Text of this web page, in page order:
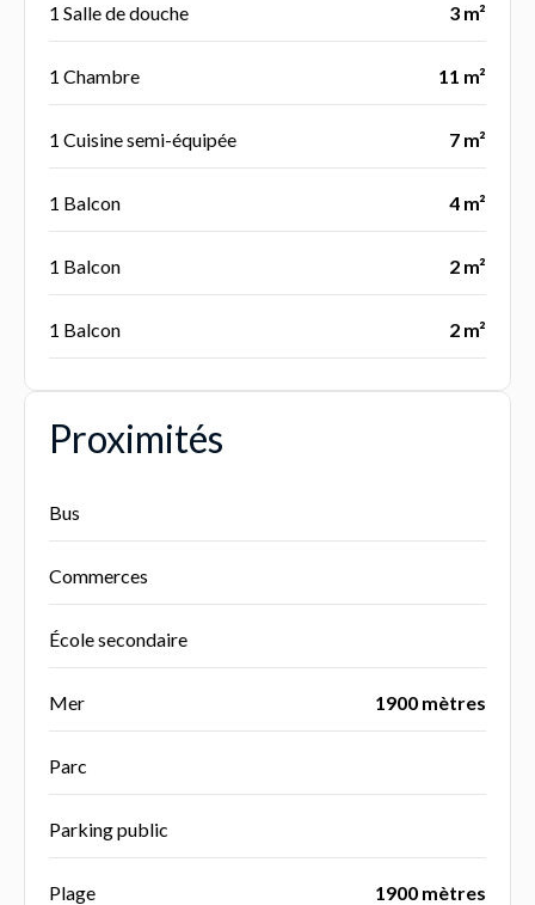
1 Salle de douche 3 m²
1 Chambre 11 m²
1 Cuisine semi-équipée 7 m²
1 Balcon 4 m²
1 Balcon 2 m²
1 Balcon 2 m²
Proximités
Bus
Commerces
École secondaire
Mer 1900 mètres
Parc
Parking public
Plage 1900 mètres